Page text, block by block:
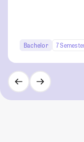
Bachelor 7